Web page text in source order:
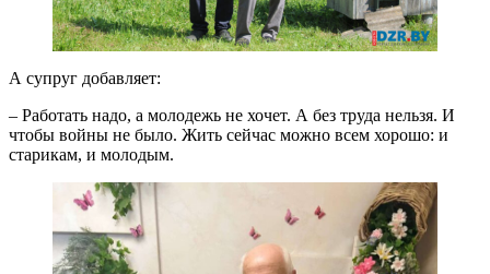
А супруг добавляет:
– Работать надо, а молодежь не хочет. А без труда нельзя. И
чтобы войны не было. Жить сейчас можно всем хорошо: и
старикам, и молодым.